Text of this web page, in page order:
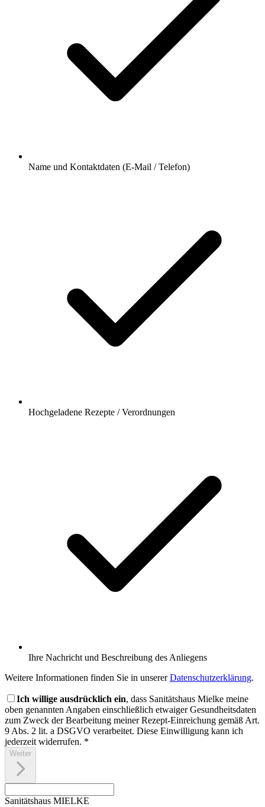
Name und Kontaktdaten (E-Mail / Telefon)
Hochgeladene Rezepte / Verordnungen
Ihre Nachricht und Beschreibung des Anliegens
Weitere Informationen finden Sie in unsererDatenschutzerklärung.
Ich willige ausdrücklich ein, dass Sanitätshaus Mielke meine
oben genannten Angaben einschließlich etwaiger Gesundheitsdaten
zum Zweck der Bearbeitung meiner Rezept-Einreichung gemäß Art.
9 Abs. 2 lit. a DSGVO verarbeitet. Diese Einwilligung kann ich
jederzeit widerrufen. *
Weiter
Sanitätshaus MIELKE